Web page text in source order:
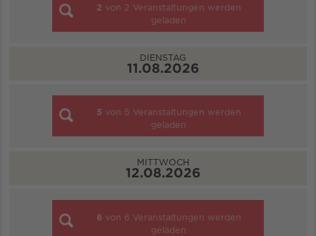
2 von 2 Veranstaltungen werden
geladen
DIENSTAG
11.08.2026
5 von 5 Veranstaltungen werden
geladen
MITTWOCH
12.08.2026
6 von 6 Veranstaltungen werden
geladen